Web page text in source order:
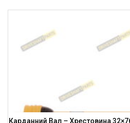
Карданний Вал – Хрестовина